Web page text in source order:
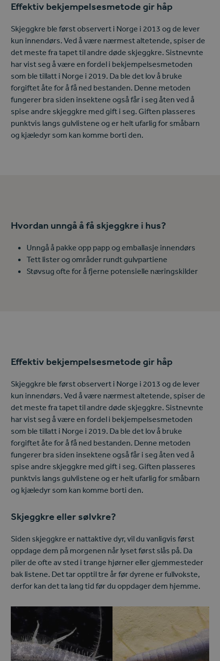
Effektiv bekjempelsesmetode gir håp
Skjeggkre ble først observert i Norge i 2013 og de lever
kun innendørs. Ved å være nærmest altetende, spiser de
det meste fra tapet til andre døde skjeggkre. Sistnevnte
har vist seg å være en fordel i bekjempelsesmetoden
som ble tillatt i Norge i 2019. Da ble det lov å bruke
forgiftet åte for å få ned bestanden. Denne metoden
fungerer bra siden insektene også får i seg åten ved å
spise andre skjeggkre med gift i seg. Giften plasseres
punktvis langs gulvlistene og er helt ufarlig for småbarn
og kjæledyr som kan komme borti den.
Hvordan unngå å få skjeggkre i hus?
Unngå å pakke opp papp og emballasje innendørs
Tett lister og områder rundt gulvpartiene
Støvsug ofte for å fjerne potensielle næringskilder
Effektiv bekjempelsesmetode gir håp
Skjeggkre ble først observert i Norge i 2013 og de lever
kun innendørs. Ved å være nærmest altetende, spiser de
det meste fra tapet til andre døde skjeggkre. Sistnevnte
har vist seg å være en fordel i bekjempelsesmetoden
som ble tillatt i Norge i 2019. Da ble det lov å bruke
forgiftet åte for å få ned bestanden. Denne metoden
fungerer bra siden insektene også får i seg åten ved å
spise andre skjeggkre med gift i seg. Giften plasseres
punktvis langs gulvlistene og er helt ufarlig for småbarn
og kjæledyr som kan komme borti den.
Skjeggkre eller sølvkre?
Siden skjeggkre er nattaktive dyr, vil du vanligvis først
oppdage dem på morgenen når lyset først slås på. Da
piler de ofte av sted i trange hjørner eller gjemmesteder
bak listene. Det tar opptil tre år før dyrene er fullvokste,
derfor kan det ta lang tid før du oppdager dem hjemme.